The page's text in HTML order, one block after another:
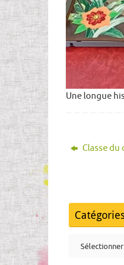
Une longue
Classe
Catégories